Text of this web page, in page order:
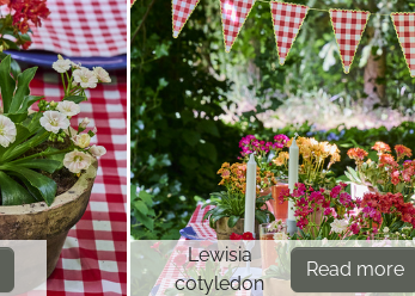
Lewisia
cotyledon
Read more